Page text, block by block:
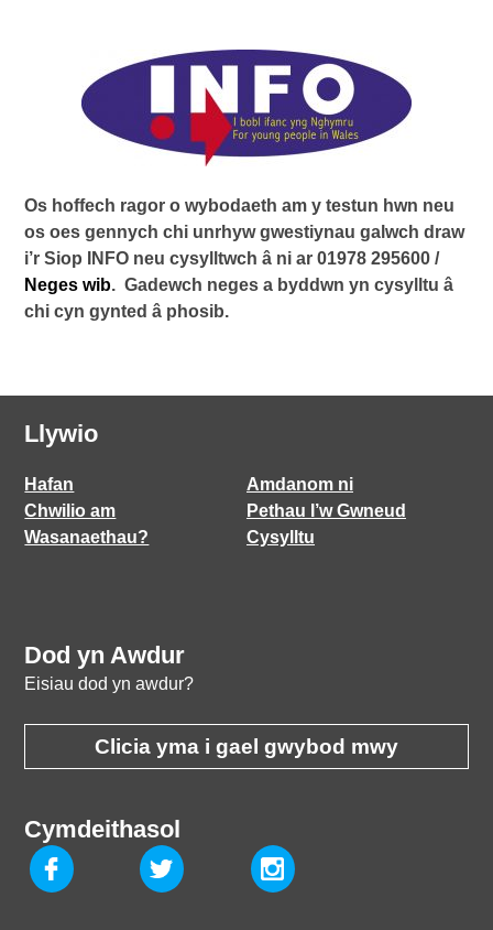
Os hoffech ragor o wybodaeth am y testun hwn neu
os oes gennych chi unrhyw gwestiynau galwch draw
i’r Siop INFO neu cysylltwch â ni ar 01978 295600 /
Neges wib. Gadewch neges a byddwn yn cysylltu â
chi cyn gynted â phosib.
Llywio
Hafan
Amdanom ni
Chwilio am
Wasanaethau?
Pethau I’w Gwneud
Cysylltu
Dod yn Awdur
Eisiau dod yn awdur?
Clicia yma i gael gwybod mwy
Cymdeithasol